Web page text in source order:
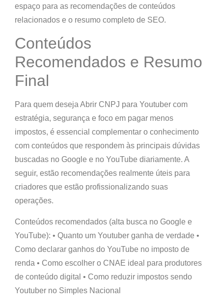
espaço para as recomendações de conteúdos
relacionados e o resumo completo de SEO.
Conteúdos
Recomendados e Resumo
Final
Para quem deseja Abrir CNPJ para Youtuber com
estratégia, segurança e foco em pagar menos
impostos, é essencial complementar o conhecimento
com conteúdos que respondem às principais dúvidas
buscadas no Google e no YouTube diariamente. A
seguir, estão recomendações realmente úteis para
criadores que estão profissionalizando suas
operações.
Conteúdos recomendados (alta busca no Google e
YouTube): • Quanto um Youtuber ganha de verdade •
Como declarar ganhos do YouTube no imposto de
renda • Como escolher o CNAE ideal para produtores
de conteúdo digital • Como reduzir impostos sendo
Youtuber no Simples Nacional